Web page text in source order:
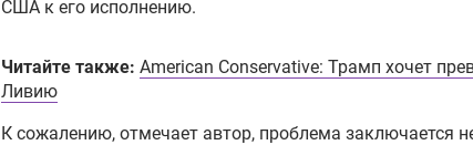
США к его исполнению.
Читайте также: American Conservative: Трамп хочет
Ливию
К сожалению, отмечает автор, проблема заключается